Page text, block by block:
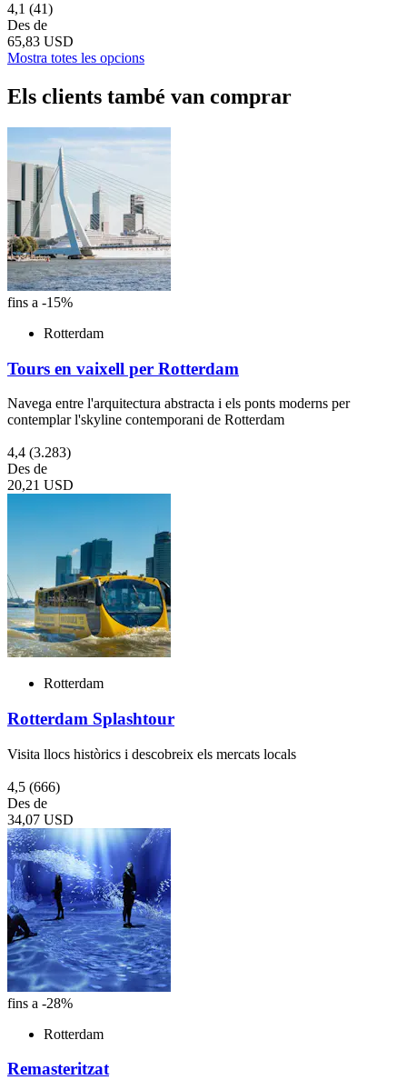
4,1 (41)
Des de
65,83 USD
Mostra totes les opcions
Els clients també van comprar
fins a -15%
Rotterdam
Tours en vaixell per Rotterdam
Navega entre l'arquitectura abstracta i els ponts moderns per
contemplar l'skyline contemporani de Rotterdam
4,4 (3.283)
Des de
20,21 USD
Rotterdam
Rotterdam Splashtour
Visita llocs històrics i descobreix els mercats locals
4,5 (666)
Des de
34,07 USD
fins a -28%
Rotterdam
Remasteritzat